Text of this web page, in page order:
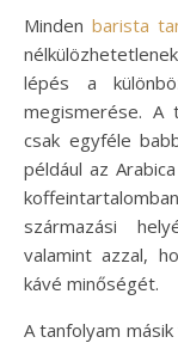
Minden barista
lépés a
megismerése. A
csak egyféle
például az
származási
valamint azzal,
kávé minőségét.
A tanfolyam